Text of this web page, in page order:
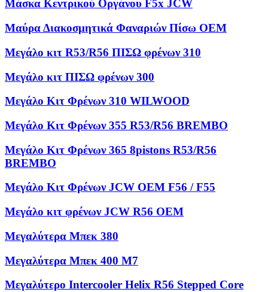
Μάσκα Κεντρικού Οργάνου F5x JCW
Μαύρα Διακοσμητικά Φαναριών Πίσω OEM
Μεγάλο κιτ R53/R56 ΠΙΣΩ φρένων 310
Μεγάλο κιτ ΠΙΣΩ φρένων 300
Μεγάλο Κιτ Φρένων 310 WILWOOD
Μεγάλο Κιτ Φρένων 355 R53/R56 BREMBO
Μεγάλο Κιτ Φρένων 365 8pistons R53/R56
BREMBO
Μεγάλο Κιτ Φρένων JCW OEM F56 / F55
Μεγάλο κιτ φρένων JCW R56 OEM
Μεγαλύτερα Μπεκ 380
Μεγαλύτερα Μπεκ 400 M7
Μεγαλύτερο Intercooler Helix R56 Stepped Core